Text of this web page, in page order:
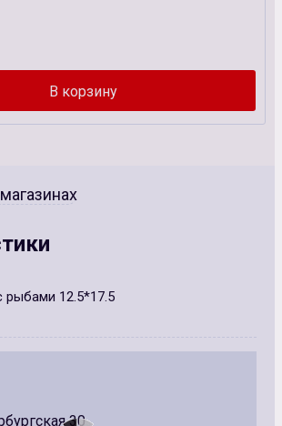
рыбами 12.5*17.5
30